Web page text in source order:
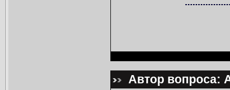
Автор вопроса: